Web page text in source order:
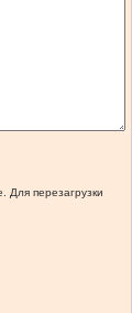
Для перезагрузки